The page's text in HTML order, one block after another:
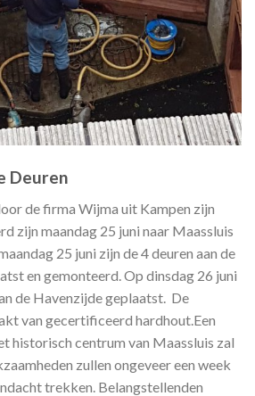
Deuren
de firma Wijma uit Kampen zijn
zijn maandag 25 juni naar Maassluis
25 juni zijn de 4 deuren aan de
en gemonteerd. Op dinsdag 26 juni
de Havenzijde geplaatst. De
van gecertificeerd hardhout.Een
historisch centrum van Maassluis zal
zullen ongeveer een week
trekken. Belangstellenden